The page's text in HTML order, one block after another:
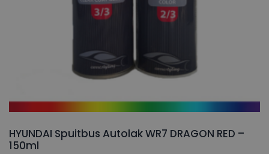
HYUNDAI Spuitbus Autolak WR7 DRAGON RED –
150ml